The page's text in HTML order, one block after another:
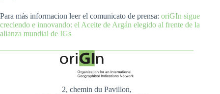
Para màs informacion leer el comunicato de prensa: oriGIn sigue
creciendo e innovando: el Aceite de Argán elegido al frente de la
alianza mundial de IGs
2, chemin du Pavillon,